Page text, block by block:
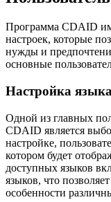
Программа CDAID
настроек, которые
нужды и
основные
Настройка
Одной из главных
CDAID является
настройке,
котором будет
доступных языков
языков, что
особенности